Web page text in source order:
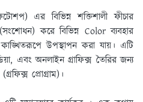
এর বিভিন্ন শক্তিশালী ফীচার
করে বিভিন্ন Color ব্যবহার
উপস্থাপন করা যায়। এটি
এবং অনলাইন গ্রাফিক্স তৈরির জন্য
প্রােগ্রাম)।